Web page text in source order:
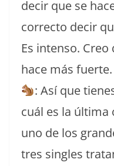
decir que se
correcto decir
Es intenso.
hace más fuerte.
: Así que
cuál es la última
uno de los
tres singles